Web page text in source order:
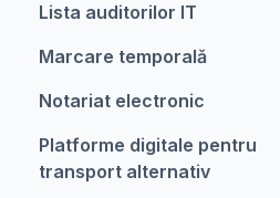
Lista auditorilor IT
Marcare temporalǎ
Notariat electronic
Platforme digitale pentru
transport alternativ